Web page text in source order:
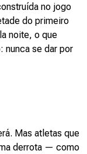
no jogo
do primeiro
noite, o que
nunca se dar por
Mas atletas que
derrota — como